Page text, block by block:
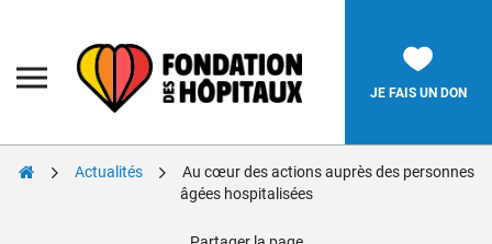
des
Hôpitaux
JE FAIS UN DON
Actualités
Au cœur des actions auprès des personnes
âgées hospitalisées